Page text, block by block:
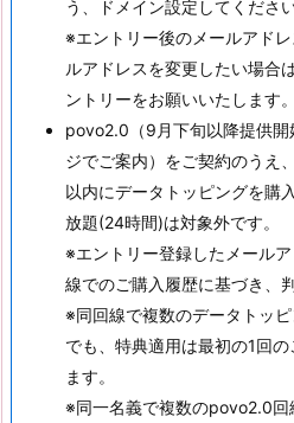
う、ドメイン設定してください
※エントリー後のメールアド
ルアドレスを変更したい場合
ントリーをお願いいたします。
povo2.0（9月下旬以降提供
ジでご案内）をご契約のうえ
以内にデータトッピングを購
放題(24時間)は対象外です。
※エントリー登録したメール
線でのご購入履歴に基づき、
※同回線で複数のデータトッ
でも、特典適用は最初の1回
ます。
※同一名義で複数のpovo2.0回